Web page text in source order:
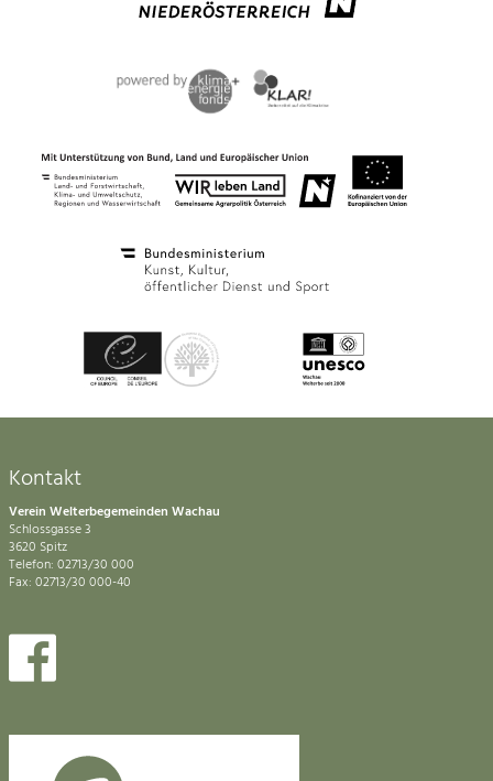
Kontakt
Verein Welterbegemeinden Wachau
Schlossgasse 3
3620 Spitz
Telefon: 02713/30 000
Fax: 02713/30 000-40